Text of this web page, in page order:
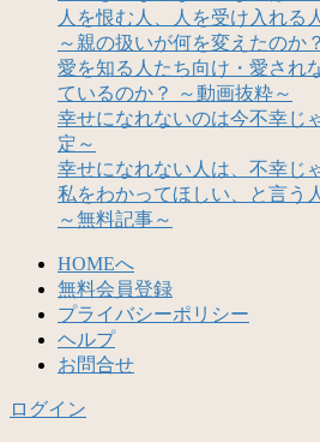
人を恨む人、人を受け入れる
～親の扱いが何を変えたのか
愛を知る人たち向け・愛され
ているのか？ ～動画抜粋～
幸せになれないのは今不幸じ
定～
幸せになれない人は、不幸
私をわかってほしい、と言う
～無料記事～
HOMEへ
無料会員登録
プライバシーポリシー
ヘルプ
お問合せ
ログイン